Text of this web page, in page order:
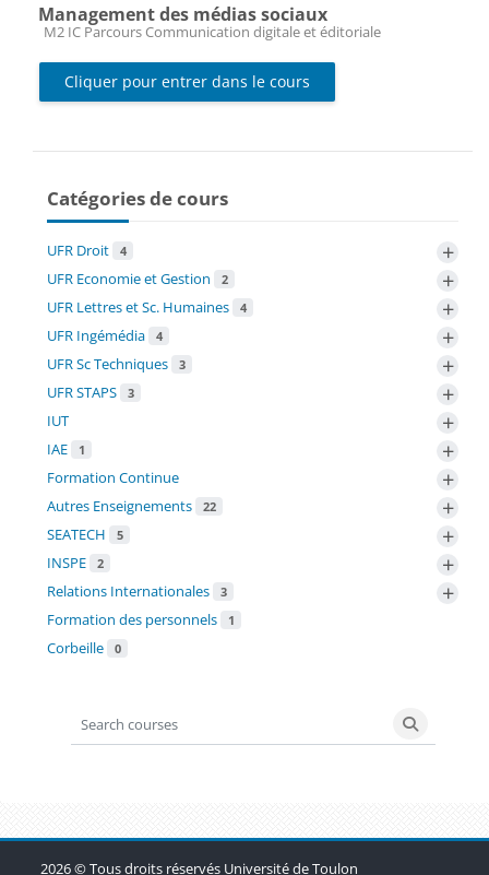
Management des médias sociaux
Catégorie de cours
M2 IC Parcours Communication digitale et éditoriale
Cliquer pour entrer dans le cours
Catégories de cours
UFR Droit 4 +
UFR Economie et Gestion 2 +
UFR Lettres et Sc. Humaines 4 +
UFR Ingémédia 4 +
UFR Sc Techniques 3 +
UFR STAPS 3 +
IUT +
IAE 1 +
Formation Continue +
Autres Enseignements 22 +
SEATECH 5 +
INSPE 2 +
Relations Internationales 3 +
Formation des personnels 1
Corbeille 0
Search courses
Search
Blocs
Blocs
Blocs
2026 © Tous droits réservés Université de Toulon